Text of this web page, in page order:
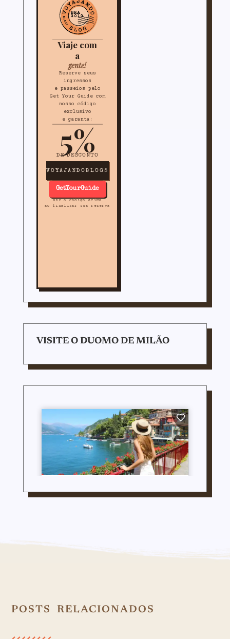
Viaje com
a
gente!
Reserve seus
ingressos
e passeios pelo
Get Your Guide com
nosso código
exclusivo
e garanta:
5%
DE DESCONTO
VOYAJANDOBLOG5
GetYourGuide
use o código acima
ao finalizar sua reserva
VISITE O DUOMO DE MILÃO
POSTS RELACIONADOS